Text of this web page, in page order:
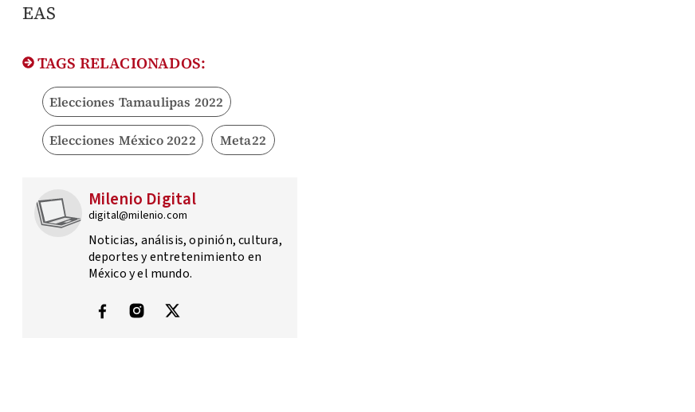
EAS
TAGS RELACIONADOS:
Elecciones Tamaulipas 2022
Elecciones México 2022 Meta22
Milenio Digital
digital@milenio.com
Noticias, análisis, opinión, cultura,
deportes y entretenimiento en
México y el mundo.